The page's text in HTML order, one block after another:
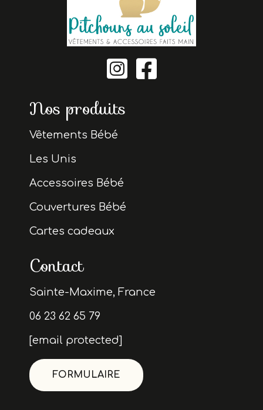
 
Nos produits
Vêtements Bébé
Les Unis
Accessoires Bébé
Couvertures Bébé
Cartes cadeaux
Contact
Sainte-Maxime, France
06 23 62 65 79
[email protected]
FORMULAIRE